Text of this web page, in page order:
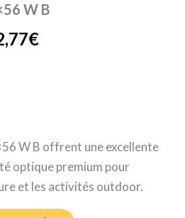
W B
€
W B offrent une excellente
optique premium pour
et les activités outdoor.